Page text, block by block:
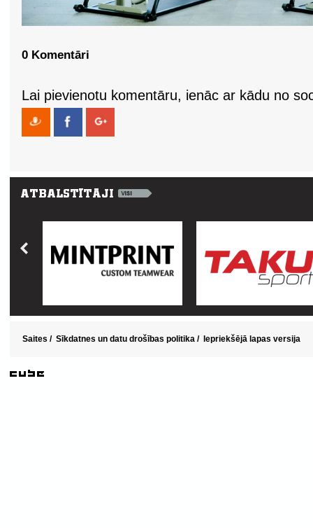
0 Komentāri
Lai pievienotu komentāru, ienāc ar kādu no
Saites / Sīkdatnes un datu drošības politika / Iepriekšējā lapas versija